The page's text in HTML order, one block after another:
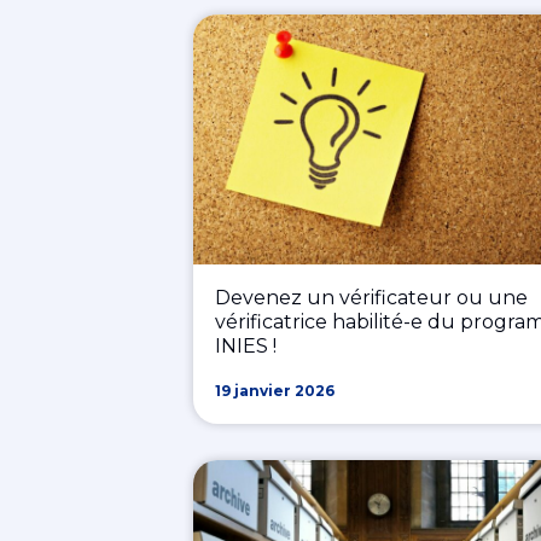
Devenez un vérificateur ou une
vérificatrice habilité-e du
INIES !
19 janvier 2026